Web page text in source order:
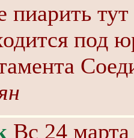
пиарить
под
Вс 24